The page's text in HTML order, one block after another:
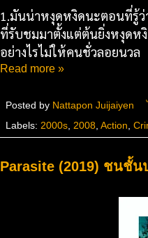
1.มันน่าหงุดหงิดนะตอนที่รู้ว่
ที่รับชมมาตั้งแต่ต้นยิ่งหงุดห
อย่างไรไม่ให้คนชั่วลอยนวล
Read more »
Posted by Nattapon Juijaiyen
Labels: 2000s 2008 Action
Parasite (2019) ชนชั้น